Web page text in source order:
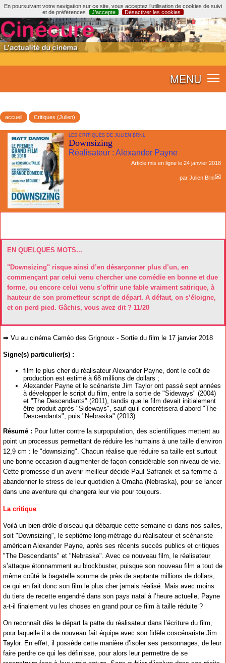
En poursuivant votre navigation sur ce site, vous acceptez l’utilisation de cookies de suivi
et de préférences
J’accepte Désactiver les cookies
MENU
accueil Critiques (Julien)
LES CRITIQUES DE JULIEN BRNL
Downsizing
Réalisateur : Alexander Payne
Article mis en ligne le 24 janvier 2018
par Julien Brnl
EN QUELQUES MOTS...
"Downsizing" risque ainsi d’en désarçonner plus d’un, en
commençant par celui venu chercher une comédie en bonne et due
forme, ou encore celui venu s’offrir une fable vraiment satirique, à
hauteur de son prometteur script de départ. A défaut, on s’éloigne,
et on perd pied. Gâchis, vous avez dit ? 11/20
➡ Vu au cinéma Caméo des Grignoux - Sortie du film le 17 janvier 2018
Signe(s) particulier(s) :
film le plus cher du réalisateur Alexander Payne, dont le coût de
production est estimé à 68 millions de dollars ;
Alexander Payne et le scénariste Jim Taylor ont passé sept années
à développer le script du film, entre la sortie de "Sideways" (2004)
et "The Descendants" (2011), tandis que le film devait initialement
être produit après "Sideways", sauf qu’il concrétisera d’abord "The
Descendants", puis "Nebraska" (2013).
Résumé : Pour lutter contre la surpopulation, des scientifiques mettent au
point un processus permettant de réduire les humains à une taille d’environ
12,9 cm : le "downsizing". Chacun réalise que réduire sa taille est surtout
une bonne occasion d’augmenter de façon considérable son niveau de vie.
Cette promesse d’un avenir meilleur décide Paul Safranek et sa femme à
abandonner le stress de leur quotidien à Omaha (Nebraska), pour se lancer
dans une aventure qui changera leur vie pour toujours.
La critique
Voilà un bien drôle d’oiseau qui débarque cette semaine-ci dans nos salles,
soit "Downsizing", le septième long-métrage du réalisateur et scénariste
américain Alexander Payne, après ses récents succès publics et critiques
"The Descendants" et "Nebraska". Avec ce nouveau film, le réalisateur
s’attaque étonnamment au blockbuster, puisque son nouveau film a tout de
même coûté la bagatelle somme de près de septante millions de dollars,
ce qui en fait donc son film le plus cher jamais réalisé. Mais avec moins
du tiers de recette engendré dans son pays natal à l’heure actuelle, Payne
a-t-il finalement vu les choses en grand pour ce film à taille réduite ?
On reconnaît dès le départ la patte du réalisateur dans l’écriture du film,
pour laquelle il a de nouveau fait équipe avec son fidèle coscénariste Jim
Taylor. En effet, il possède cette manière d’isoler ses personnages, de leur
faire perdre ce qui les définisse, pour alors leur permettre de se